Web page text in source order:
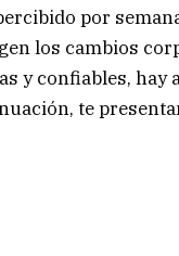
por
los cambios
y confiables, hay
te